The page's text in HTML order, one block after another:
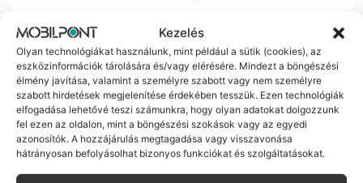
Kezelés
Olyan technológiákat használunk, mint például a sütik (cookies), az
eszközinformációk tárolására és/vagy elérésére. Mindezt a böngészési
élmény javítása, valamint a személyre szabott vagy nem személyre
szabott hirdetések megjelenítése érdekében tesszük. Ezen technológiák
elfogadása lehetővé teszi számunkra, hogy olyan adatokat dolgozzunk
fel ezen az oldalon, mint a böngészési szokások vagy az egyedi
azonosítók. A hozzájárulás megtagadása vagy visszavonása
hátrányosan befolyásolhat bizonyos funkciókat és szolgáltatásokat.
Korrekt Ügyintézés
Hibázni emberi dolog, de a felelősségvállalás nálunk alap.
Ha ritkán előfordul egy hiba, nem kifogásokat keresünk,
hanem megoldást. Szakértő kollégáink azonnal kézbe